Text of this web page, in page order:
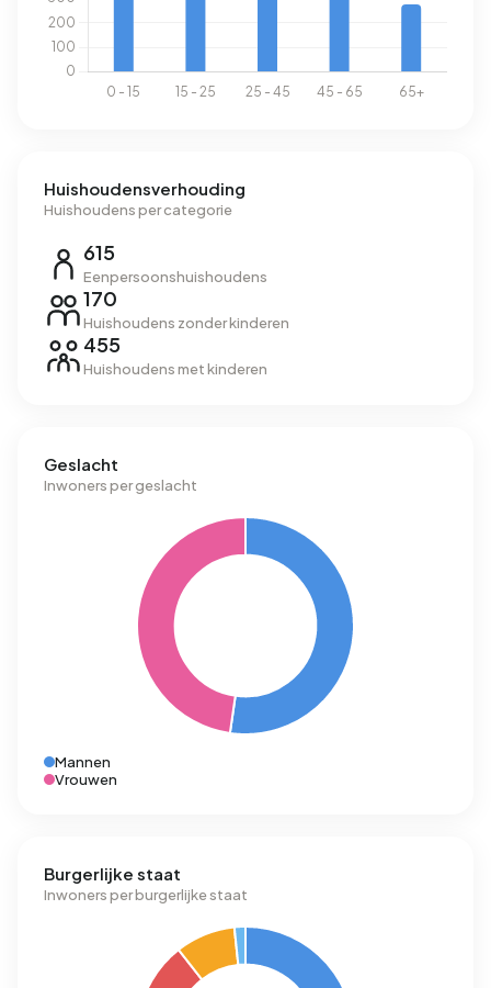
Huishoudensverhouding
Huishoudens per categorie
615
Eenpersoonshuishoudens
170
Huishoudens zonder kinderen
455
Huishoudens met kinderen
Geslacht
Inwoners per geslacht
Mannen
Vrouwen
Burgerlijke staat
Inwoners per burgerlijke staat